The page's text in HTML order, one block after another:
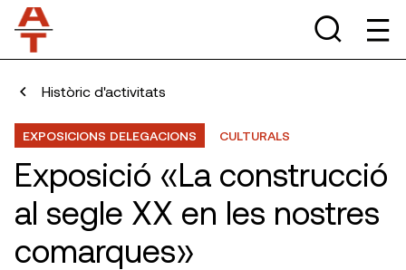
Històric d'activitats
EXPOSICIONS DELEGACIONS CULTURALS
Exposició «La construcció
al segle XX en les nostres
comarques»